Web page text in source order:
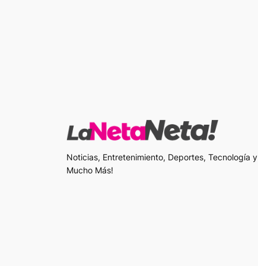
Noticias, Entretenimiento, Deportes, Tecnología y
Mucho Más!